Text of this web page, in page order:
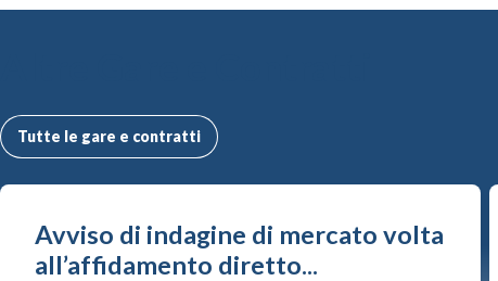
Tutte le gare e contratti
Avviso di indagine di mercato volta
all’affidamento diretto...